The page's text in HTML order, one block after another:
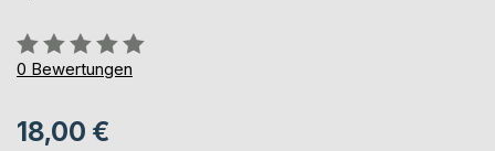
Bewertung::
0%
0 Bewertungen
18,00 €